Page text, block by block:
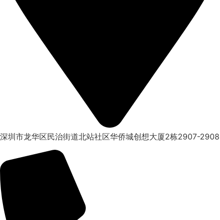
深圳市龙华区民治街道北站社区华侨城创想大厦2栋2907-2908